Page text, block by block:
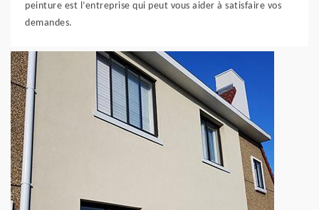
peinture est l’entreprise qui peut vous aider à satisfaire vos
demandes.